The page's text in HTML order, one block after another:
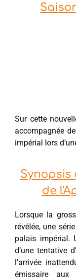
Sur cette
accompagnée
impérial lors
Synopsis
de
Lorsque la
révélée, une
palais impérial.
d’une tentative
l’arrivée
émissaire aux